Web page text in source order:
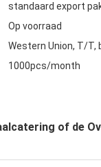
standaard export
Op voorraad
Western Union, T/
1000pcs/month
of de